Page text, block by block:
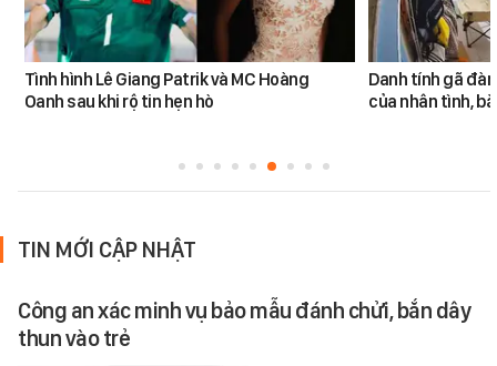
Tình hình Lê Giang Patrik và MC Hoàng
Oanh sau khi rộ tin hẹn hò
Danh tính gã
của nhân tình,
TIN MỚI CẬP NHẬT
Công an xác minh vụ bảo mẫu đánh chửi, bắn dây
thun vào trẻ